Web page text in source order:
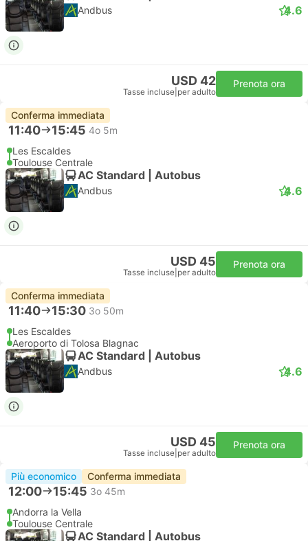
Andbus 4.6
USD 42
Tasse incluse per adulto
Prenota ora
Conferma immediata
11:40 15:45 4o 5m
Les Escaldes
Toulouse Centrale
AC Standard | Autobus
Andbus 4.6
USD 45
Tasse incluse per adulto
Prenota ora
Conferma immediata
11:40 15:30 3o 50m
Les Escaldes
Aeroporto di Tolosa Blagnac
AC Standard | Autobus
Andbus 4.6
USD 45
Tasse incluse per adulto
Prenota ora
Più economico Conferma immediata
12:00 15:45 3o 45m
Andorra la Vella
Toulouse Centrale
AC Standard | Autobus